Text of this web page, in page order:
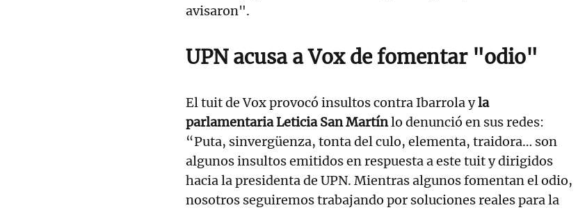
avisaron".
UPN acusa a Vox de fomentar "odio"
El tuit de Vox provocó insultos contra Ibarrola yla
parlamentaria Leticia San Martínlo denunció en sus redes:
“Puta, sinvergüenza, tonta del culo, elementa, traidora… son
algunos insultos emitidos en respuesta a este tuit y dirigidos
hacia la presidenta de UPN. Mientras algunos fomentan el odio,
nosotros seguiremos trabajando por soluciones reales para la